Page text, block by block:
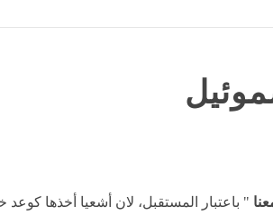
" باعتبار المستقبل، لان أشعيا أخذها